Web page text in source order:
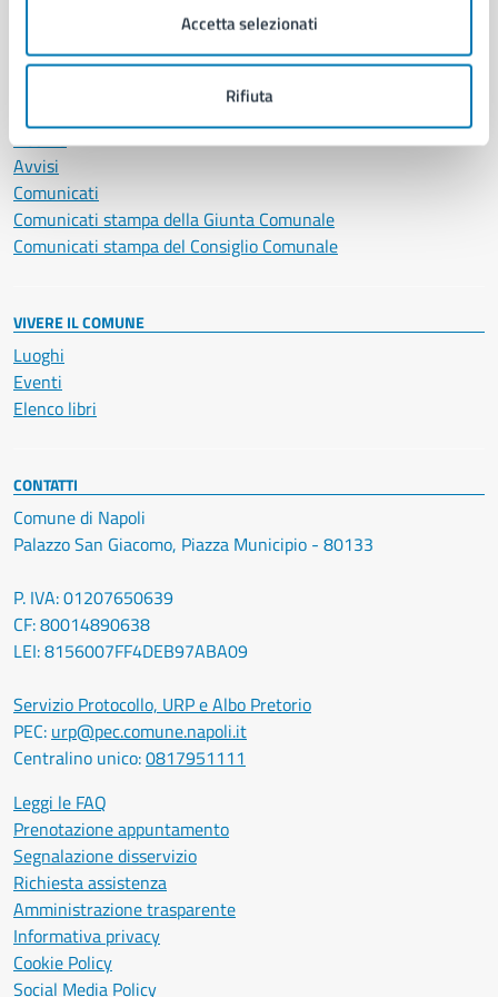
Accetta selezionati
Rifiuta
Notizie
Avvisi
Comunicati
Comunicati stampa della Giunta Comunale
Comunicati stampa del Consiglio Comunale
VIVERE IL COMUNE
Luoghi
Eventi
Elenco libri
CONTATTI
Comune di Napoli
Palazzo San Giacomo, Piazza Municipio - 80133
P. IVA: 01207650639
CF: 80014890638
LEI: 8156007FF4DEB97ABA09
Servizio Protocollo, URP e Albo Pretorio
PEC: urp@pec.comune.napoli.it
Centralino unico:0817951111
Leggi le FAQ
Prenotazione appuntamento
Segnalazione disservizio
Richiesta assistenza
Amministrazione trasparente
Informativa privacy
Cookie Policy
Social Media Policy